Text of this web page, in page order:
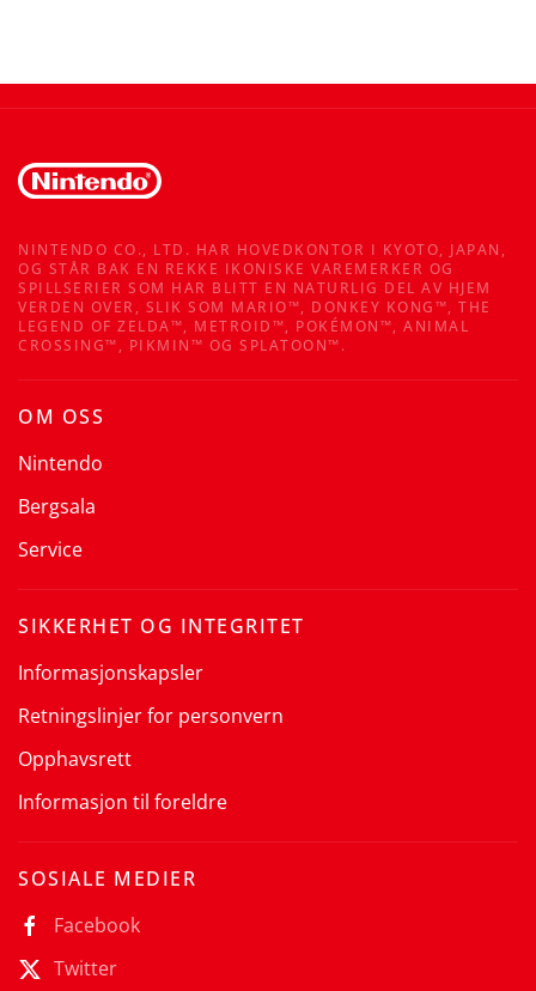
NINTENDO CO., LTD. HAR HOVEDKONTOR I KYOTO, JAPAN,
OG STÅR BAK EN REKKE IKONISKE VAREMERKER OG
SPILLSERIER SOM HAR BLITT EN NATURLIG DEL AV HJEM
VERDEN OVER, SLIK SOM MARIO™, DONKEY KONG™, THE
LEGEND OF ZELDA™, METROID™, POKÉMON™, ANIMAL
CROSSING™, PIKMIN™ OG SPLATOON™.
OM OSS
Nintendo
Bergsala
Service
SIKKERHET OG INTEGRITET
Informasjonskapsler
Retningslinjer for personvern
Opphavsrett
Informasjon til foreldre
SOSIALE MEDIER
Facebook
Twitter